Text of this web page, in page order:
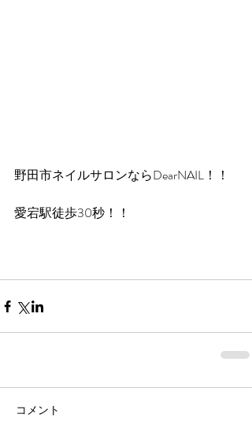
野田市ネイルサロンならDearNAIL！！
愛宕駅徒歩30秒！！
コメント